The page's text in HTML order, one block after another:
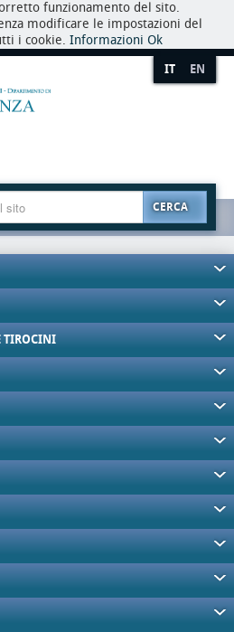
funzionamento del sito.
modificare le impostazioni del
i cookie. Informazioni Ok
IT EN
CERCA
TIROCINI